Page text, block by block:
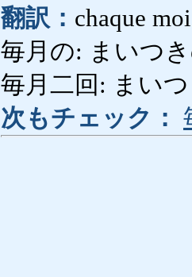
翻訳： chaque
毎月の: まいつき
毎月二回: まい
次もチェック：